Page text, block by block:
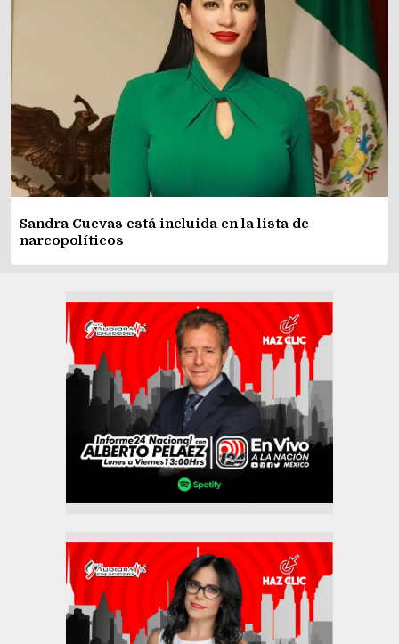
Sandra Cuevas está incluida en la lista de
narcopolíticos